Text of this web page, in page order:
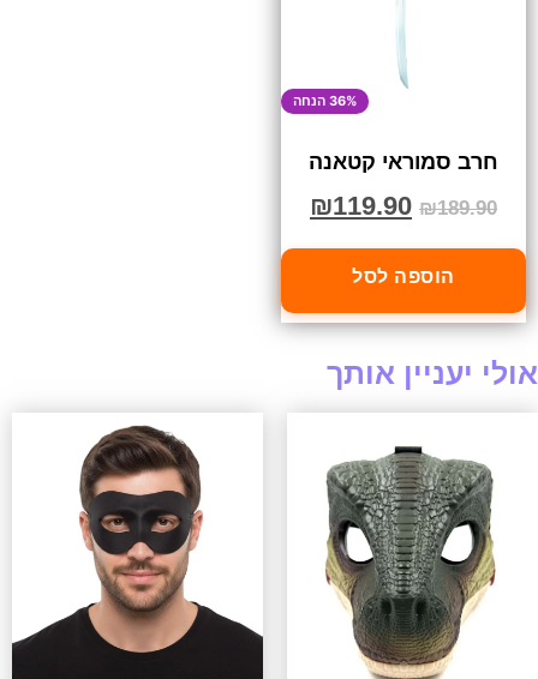
36% הנחה
חרב סמוראי קטאנה
₪189.90
₪119.90
הוספה לסל
אולי יעניין אותך